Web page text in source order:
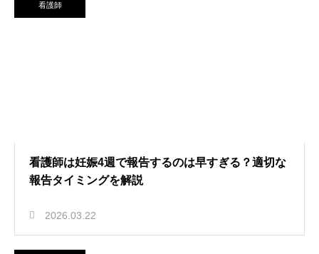
看護師
看護師は妊娠4週で報告するのは早すぎる？適切な
報告タイミングを解説
2026.03.22